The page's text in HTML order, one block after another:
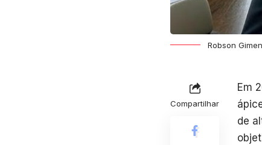
Robson
Compartilhar
Em
de